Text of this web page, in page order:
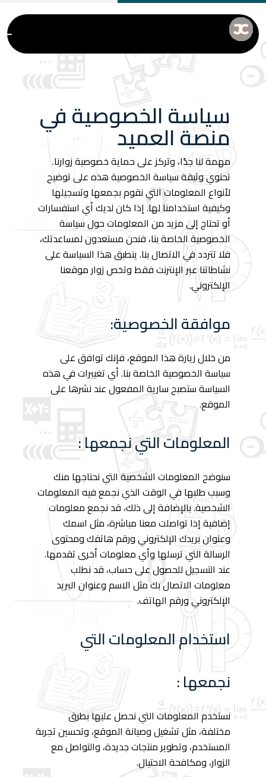
سياسة الخصوصية في
منصة العميد
مهمة لنا جدًا، وتركز على حماية خصوصية زوارنا.
تحتوي وثيقة سياسة الخصوصية هذه على توضيح
لأنواع المعلومات التي نقوم بجمعها وتسجيلها
وكيفية استخدامنا لها. إذا كان لديك أي استفسارات
أو تحتاج إلى مزيد من المعلومات حول سياسة
الخصوصية الخاصة بنا، فنحن مستعدون لمساعدتك،
فلا تتردد في الاتصال بنا. ينطبق هذا السياسة على
نشاطاتنا عبر الإنترنت فقط وتخص زوار موقعنا
الإلكتروني.
موافقة الخصوصية:
من خلال زيارة هذا الموقع، فإنك توافق على
سياسة الخصوصية الخاصة بنا. أي تغييرات في هذه
السياسة ستصبح سارية المفعول عند نشرها على
الموقع.
المعلومات التي نجمعها :
سنوضح المعلومات الشخصية التي نحتاجها منك
وسبب طلبها في الوقت الذي نجمع فيه المعلومات
الشخصية. بالإضافة إلى ذلك، قد نجمع معلومات
إضافية إذا تواصلت معنا مباشرة، مثل اسمك
وعنوان بريدك الإلكتروني ورقم هاتفك ومحتوى
الرسالة التي ترسلها وأي معلومات أخرى تقدمها.
عند التسجيل للحصول على حساب، قد نطلب
معلومات الاتصال بك مثل الاسم وعنوان البريد
الإلكتروني ورقم الهاتف.
استخدام المعلومات التي
نجمعها :
نستخدم المعلومات التي نحصل عليها بطرق
مختلفة، مثل تشغيل وصيانة الموقع، وتحسين تجربة
المستخدم، وتطوير منتجات جديدة، والتواصل مع
الزوار، ومكافحة الاحتيال.